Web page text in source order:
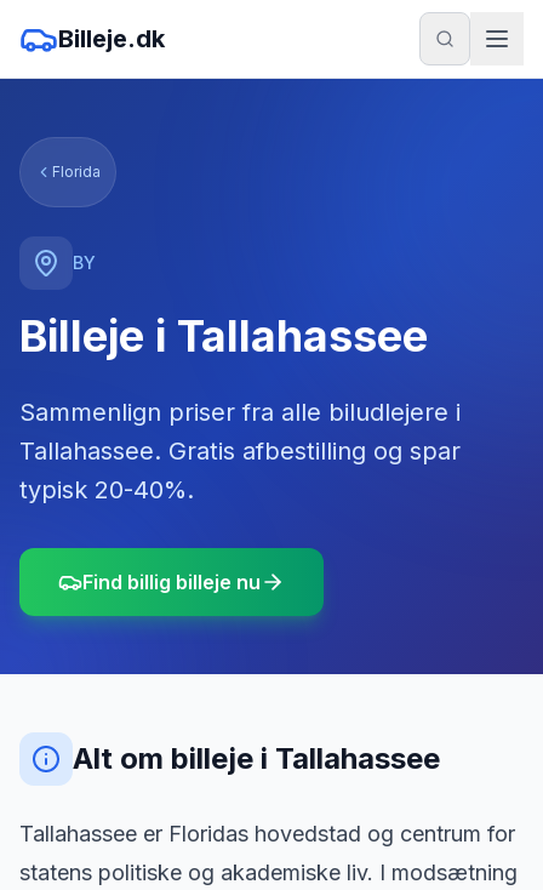
Billeje.dk
Florida
BY
Billeje i Tallahassee
Sammenlign priser fra alle biludlejere i
Tallahassee. Gratis afbestilling og spar
typisk 20-40%.
Find billig billeje nu
Alt om billeje i Tallahassee
Tallahassee er Floridas hovedstad og centrum for
statens politiske og akademiske liv. I modsætning